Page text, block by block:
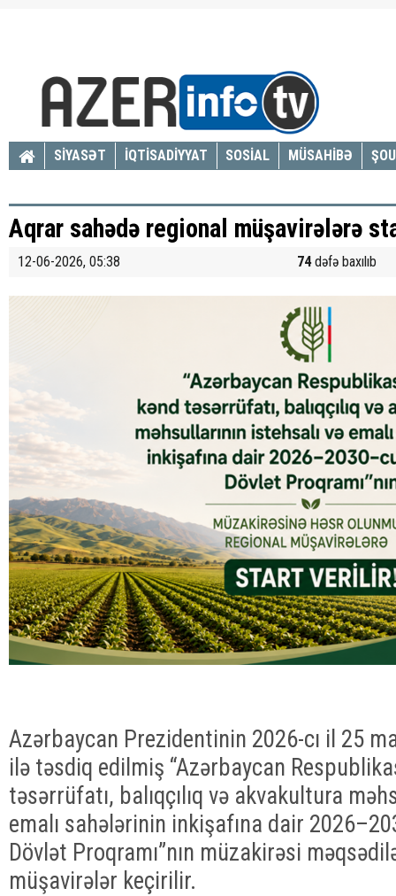
SİYASƏT İQTİSADİYYAT SOSİAL MÜSAHİBƏ
Aqrar sahədə regional müşavirələrə
12-06-2026, 05:38 74dəfə baxılıb
Azərbaycan Prezidentinin 2026-cı il 25
ilə təsdiq edilmiş “Azərbaycan
təsərrüfatı, balıqçılıq və akvakultura
emalı sahələrinin inkişafına dair
Dövlət Proqramı”nın müzakirəsi
müşavirələr keçirilir.